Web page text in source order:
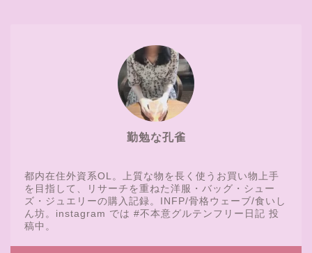
勤勉な孔雀
都内在住外資系OL。上質な物を長く使うお買い物上手
を目指して、リサーチを重ねた洋服・バッグ・シュー
ズ・ジュエリーの購入記録。INFP/骨格ウェーブ/食いし
ん坊。instagram では #不本意グルテンフリー日記 投
稿中。